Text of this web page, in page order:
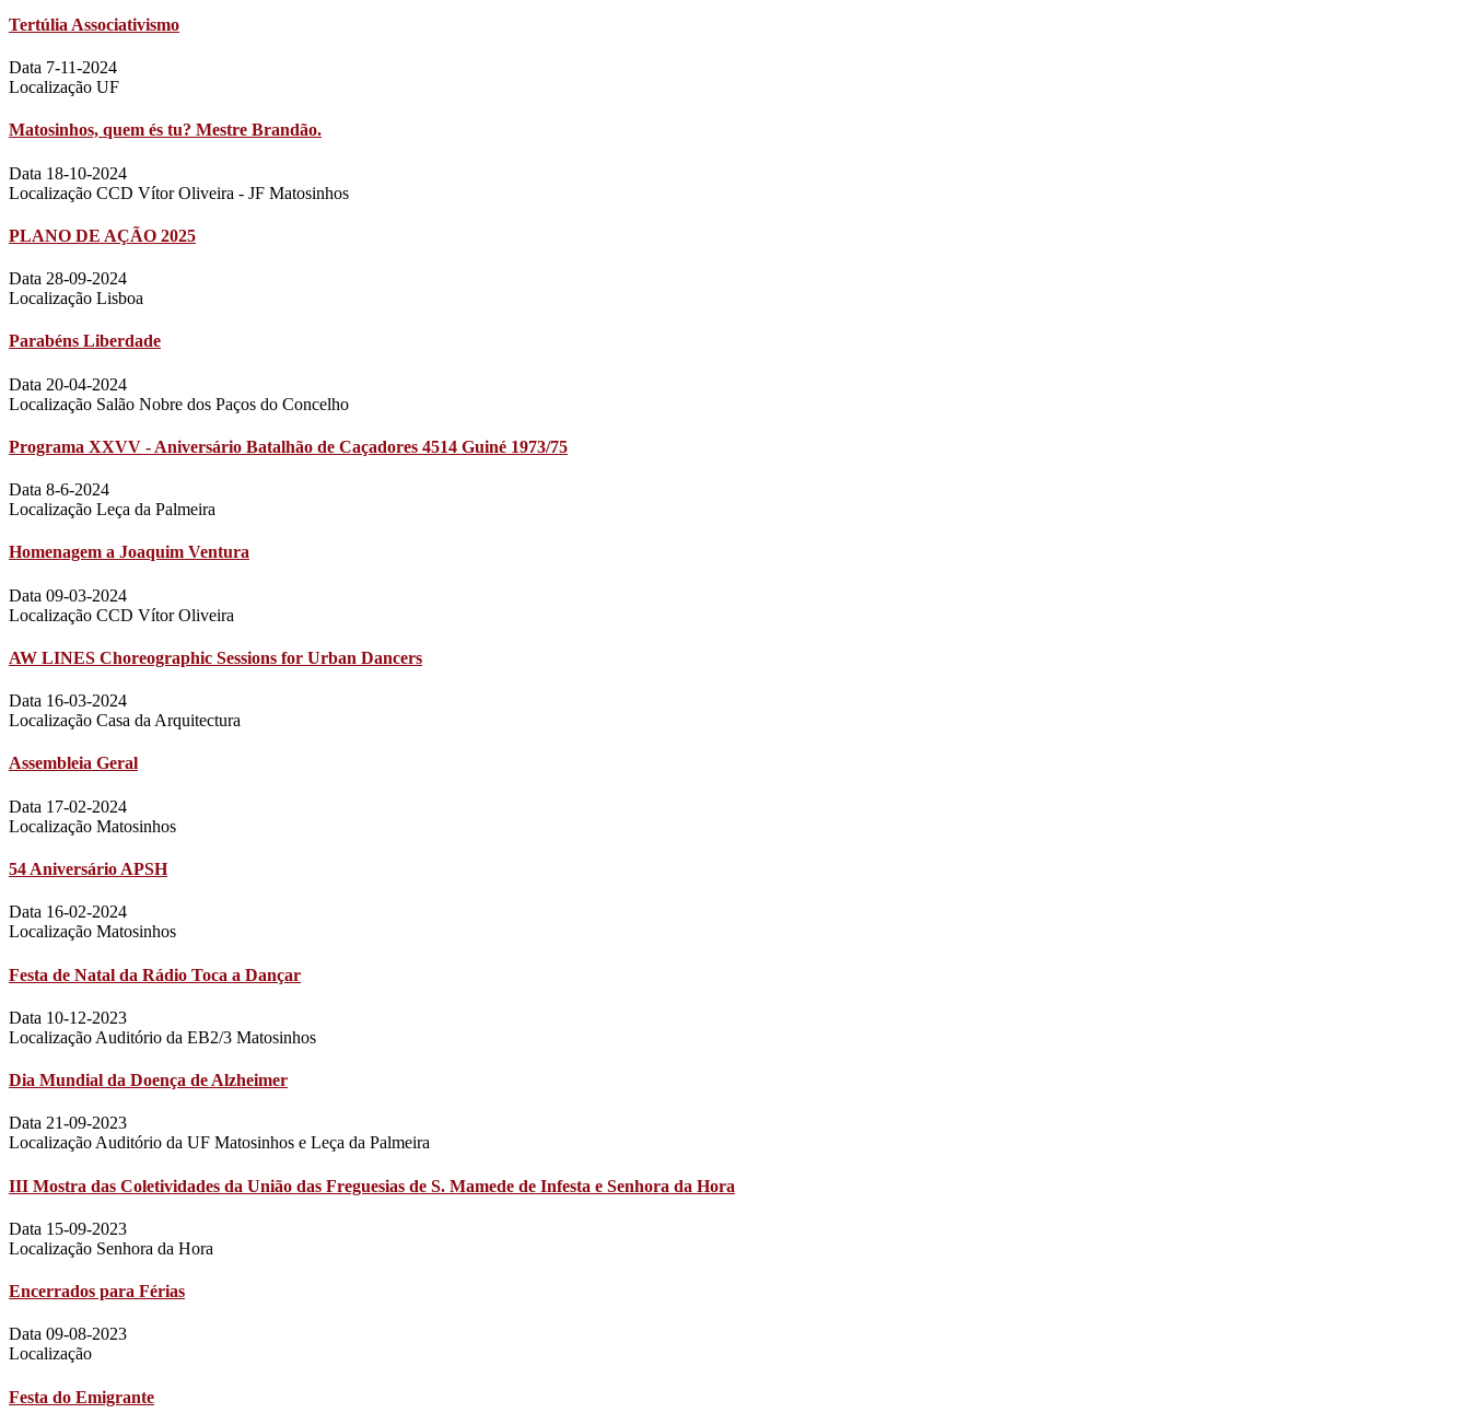
Tertúlia Associativismo
Data 7-11-2024
Localização UF
Matosinhos, quem és tu? Mestre Brandão.
Data 18-10-2024
Localização CCD Vítor Oliveira - JF Matosinhos
PLANO DE AÇÃO 2025
Data 28-09-2024
Localização Lisboa
Parabéns Liberdade
Data 20-04-2024
Localização Salão Nobre dos Paços do Concelho
Programa XXVV - Aniversário Batalhão de Caçadores 4514 Guiné 1973/75
Data 8-6-2024
Localização Leça da Palmeira
Homenagem a Joaquim Ventura
Data 09-03-2024
Localização CCD Vítor Oliveira
AW LINES Choreographic Sessions for Urban Dancers
Data 16-03-2024
Localização Casa da Arquitectura
Assembleia Geral
Data 17-02-2024
Localização Matosinhos
54 Aniversário APSH
Data 16-02-2024
Localização Matosinhos
Festa de Natal da Rádio Toca a Dançar
Data 10-12-2023
Localização Auditório da EB2/3 Matosinhos
Dia Mundial da Doença de Alzheimer
Data 21-09-2023
Localização Auditório da UF Matosinhos e Leça da Palmeira
III Mostra das Coletividades da União das Freguesias de S. Mamede de Infesta e Senhora da Hora
Data 15-09-2023
Localização Senhora da Hora
Encerrados para Férias
Data 09-08-2023
Localização
Festa do Emigrante